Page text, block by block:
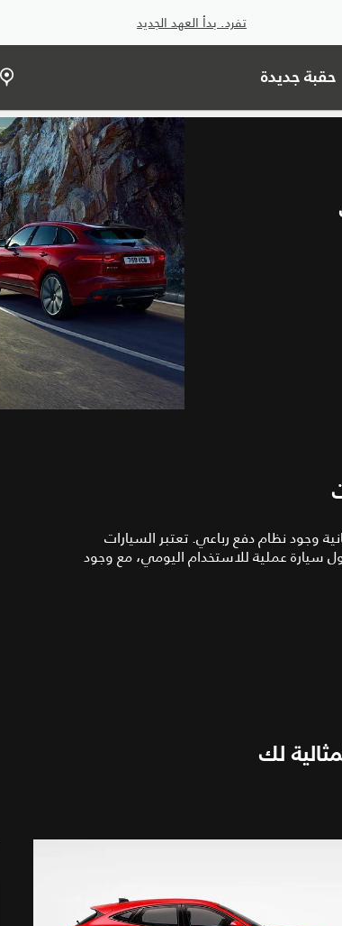
تفرد. بدأ العهد الجديد
حقبة جديدة
وجود نظام دفع رباعي. تعتبر السيارات
سيارة عملية للاستخدام اليومي، مع وجود
لك